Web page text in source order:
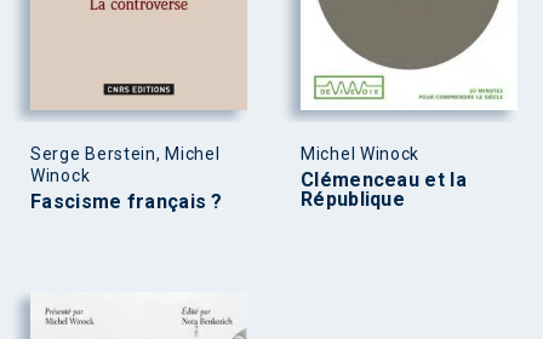
Serge Berstein, Michel
Winock
Fascisme français ?
Michel Winock
Clémenceau et la
République